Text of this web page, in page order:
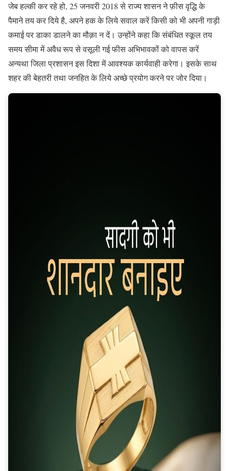
जेब हल्की कर रहे हो, 25 जनवरी 2018 से राज्य शासन ने फ़ीस वृद्धि के
पैमाने तय कर दिये है, अपने हक के लिये सवाल करें किसी को भी अपनी गाड़ी
कमाई पर डाका डालने का मौक़ा न दें। उन्होंने कहा कि संबंधित स्कूल तय
समय सीमा में अवैध रूप से वसूली गई फीस अभिभावकों को वापस करें
अन्यथा जिला प्रशासन इस दिशा में आवश्यक कार्यवाही करेगा। इसके साथ
शहर की बेहतरी तथा जनहित के लिये अच्छे प्रयोग करने पर जोर दिया।